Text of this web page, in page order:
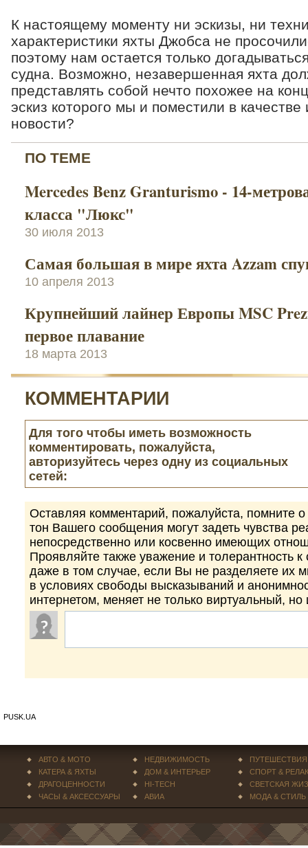
К настоящему моменту ни эскизы, ни
характеристики яхты Джобса не
поэтому нам остается только
судна. Возможно, незавершенная яхта
представлять собой нечто похожее на
эскиз которого мы и поместили в
новости?
ПО ТЕМЕ
Mercedes Benz Granturismo - 14-
класса "Люкс"
30 июля 2013
Самая большая в мире яхта Azzam
10 апреля 2013
Крупнейший лайнер Европы MSC
первое плавание
18 марта 2013
КОММЕНТАРИИ
Для того чтобы иметь возможность
комментировать, пожалуйста,
авторизуйтесь через одну из социальных
сетей:
Оставляя комментарий, пожалуйста, помните
тон Вашего сообщения могут задеть чувства
непосредственно или косвенно имеющих
Проявляйте также уважение и толерантность
даже в том случае, если Вы не разделяете их
в условиях свободы высказываний и
интернетом, меняет не только виртуальный,
PUSK.UA
АВТО & МОТО
КАТЕРА & ЯХТЫ
ДРАГОЦЕННОСТИ
ЧАСЫ & АКСЕССУАРЫ
НЕДВИЖИМОСТЬ
ДОМ & ИНТЕРЬЕР
HI-TECH
АВИА
ПУТЕШЕСТВИЯ
СПОРТ &
СВЕТСКАЯ
МОДА & СТИЛЬ